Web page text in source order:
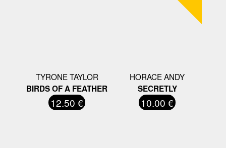
TYRONE TAYLOR
BIRDS OF A FEATHER
12.50 €
HORACE ANDY
SECRETLY
10.00 €